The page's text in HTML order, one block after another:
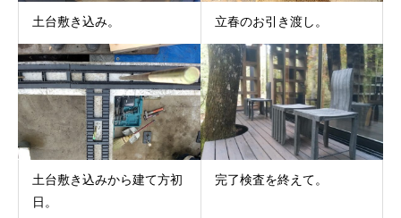
土台敷き込み。 立春のお引き渡し。
土台敷き込みから建て方初
日。
完了検査を終えて。